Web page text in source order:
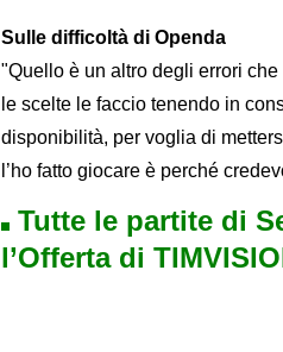
Sulle difficoltà di Openda
"Quello è un altro degli errori
le scelte le faccio tenendo in
disponibilità, per voglia di
l’ho fatto giocare è perché
Tutte le partite di
l’Offerta di